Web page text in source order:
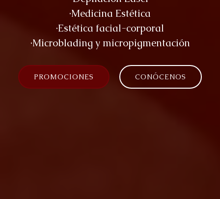
·Medicina Estética
·Estética facial-corporal
·Microblading y micropigmentación
PROMOCIONES CONÓCENOS